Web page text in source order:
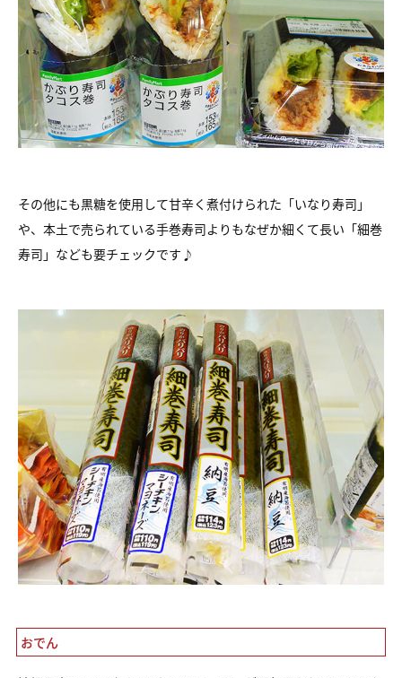
その他にも黒糖を使用して甘辛く煮付けられた「いなり寿司」
や、本土で売られている手巻寿司よりもなぜか細くて長い「細巻
寿司」なども要チェックです♪
おでん